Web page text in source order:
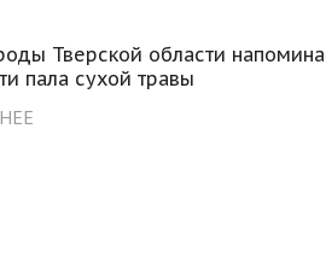
Тверской области
пала сухой травы